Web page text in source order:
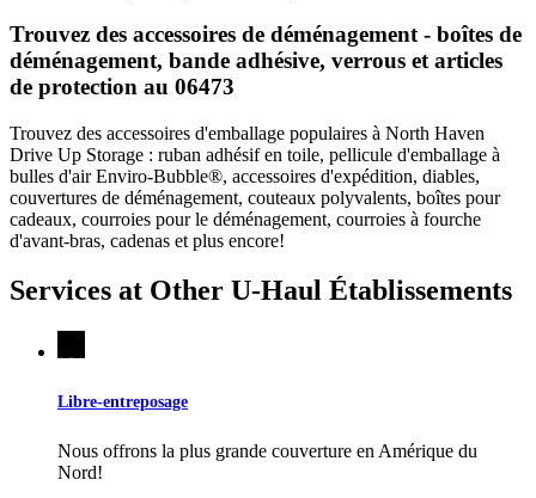
Trouvez des accessoires de déménagement - boîtes de
déménagement, bande adhésive, verrous et articles
de protection au 06473
Trouvez des accessoires d'emballage populaires à North Haven
Drive Up Storage : ruban adhésif en toile, pellicule d'emballage à
bulles d'air Enviro-Bubble®, accessoires d'expédition, diables,
couvertures de déménagement, couteaux polyvalents, boîtes pour
cadeaux, courroies pour le déménagement, courroies à fourche
d'avant-bras, cadenas et plus encore!
Services at Other U-Haul Établissements
Libre-entreposage
Nous offrons la plus grande couverture en Amérique du
Nord!